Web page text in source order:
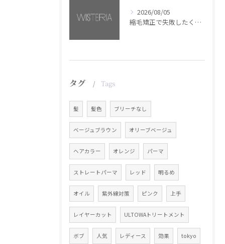
2026/08/05
縮毛矯正で失敗したくない方へ【銀座・美容室WISTERIA】
タグ Tags
髪 髪色 ブリーチなし
ベージュブラウン オリーブベージュ
ヘアカラー オレンジ パーマ
ストレートパーマ レッド 明るめ
オイル 紫外線対策 ピンク 上手
レイヤーカット ULTOWAトリートメント
ボブ 人気 レディース 効果 tokyo